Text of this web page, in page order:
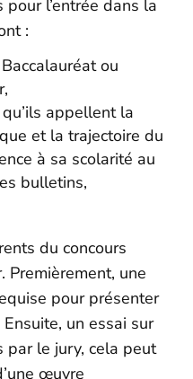
l’entrée dans la
:
ou
appellent la
et la trajectoire du
à sa scolarité au
bulletins,
du concours
Premièrement, une
pour présenter
un essai sur
par le jury, cela peut
œuvre